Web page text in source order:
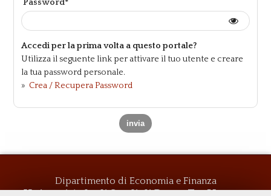
Password*
Accedi per la prima volta a questo portale?
Utilizza il seguente link per attivare il tuo utente e creare
la tua password personale.
» Crea / Recupera Password
Dipartimento di Economia e Finanza